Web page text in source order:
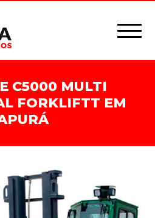
C5000 MULTI
FORKLIFTT EM